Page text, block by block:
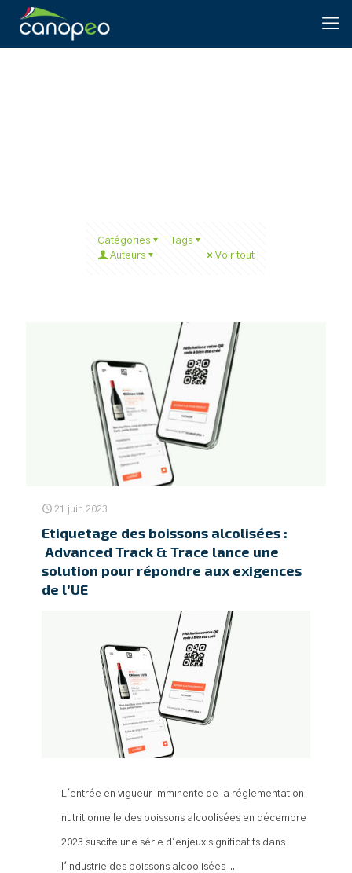
Catégories
Tags
Auteurs
Voir tout
21 juin 2023
Etiquetage des boissons alcolisées :
Advanced Track & Trace lance une
solution pour répondre aux exigences
de l’UE
L'entrée en vigueur imminente de la réglementation
nutritionnelle des boissons alcoolisées en décembre
2023 suscite une série d'enjeux significatifs dans
l'industrie des boissons alcoolisées ...